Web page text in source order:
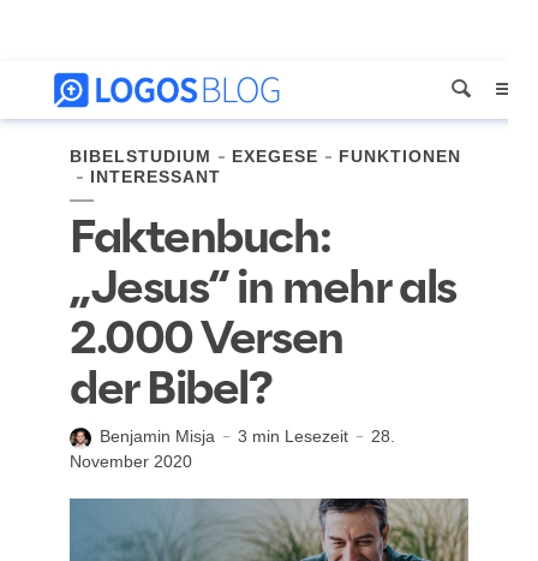
BIBELSTUDIUM EXEGESE
FUNKTIONEN
INTERESSANT
Faktenbuch:
„Jesus“ in mehr als
2.000 Versen
der Bibel?
Benjamin Misja 3 min Lesezeit
28.
November 2020